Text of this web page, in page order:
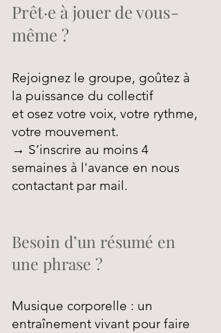
Prêt·e à jouer de vous-
même ?
Rejoignez le groupe, goûtez à
la puissance du collectif
et osez votre voix, votre rythme,
votre mouvement.
→ S’inscrire au moins 4
semaines à l'avance en nous
contactant par mail.
Besoin d’un résumé en
une phrase ?
Musique corporelle : un
entraînement vivant pour faire